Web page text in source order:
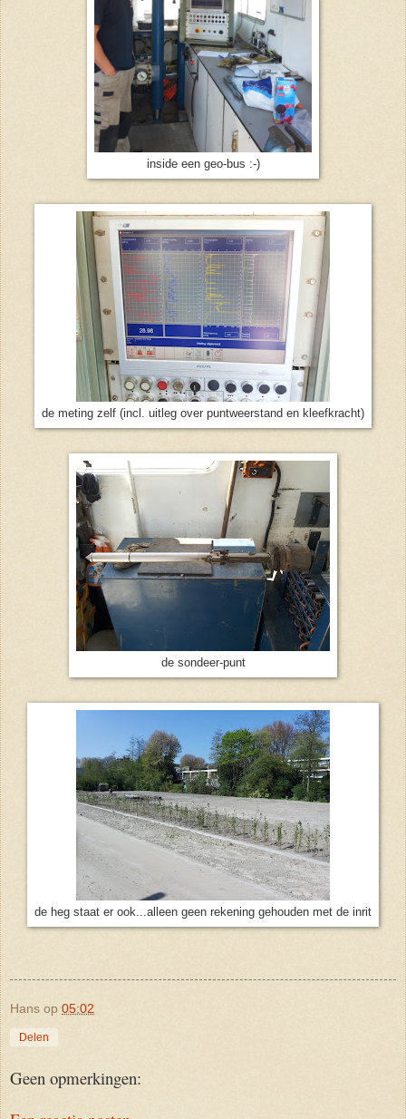
inside een geo-bus :-)
de meting zelf (incl. uitleg over puntweerstand en kleefkracht)
de sondeer-punt
de heg staat er ook...alleen geen rekening gehouden met de inrit
Hans op 05:02
Delen
Geen opmerkingen: